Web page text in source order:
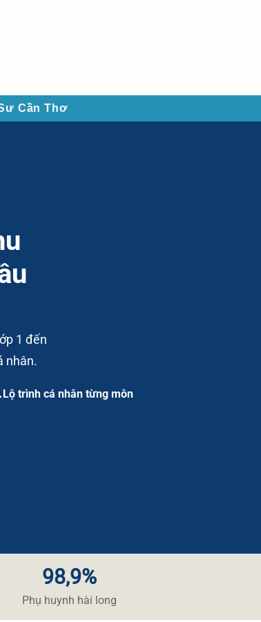
Cần Thơ
1 đến
nhân.
trình cá nhân từng môn
98,9%
​Phụ huynh hài long​